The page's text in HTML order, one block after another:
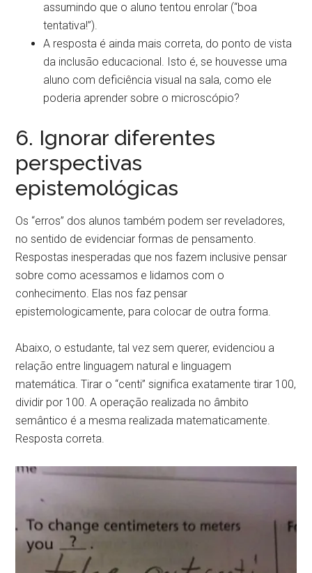
assumindo que o aluno tentou enrolar (“boa
tentativa!”).
A resposta é ainda mais correta, do ponto de vista
da inclusão educacional. Isto é, se houvesse uma
aluno com deficiência visual na sala, como ele
poderia aprender sobre o microscópio?
6. Ignorar diferentes
perspectivas
epistemológicas
Os “erros” dos alunos também podem ser reveladores,
no sentido de evidenciar formas de pensamento.
Respostas inesperadas que nos fazem inclusive pensar
sobre como acessamos e lidamos com o
conhecimento. Elas nos faz pensar
epistemologicamente, para colocar de outra forma.
Abaixo, o estudante, tal vez sem querer, evidenciou a
relação entre linguagem natural e linguagem
matemática. Tirar o “centi” significa exatamente tirar 100,
dividir por 100. A operação realizada no âmbito
semântico é a mesma realizada matematicamente.
Resposta correta.